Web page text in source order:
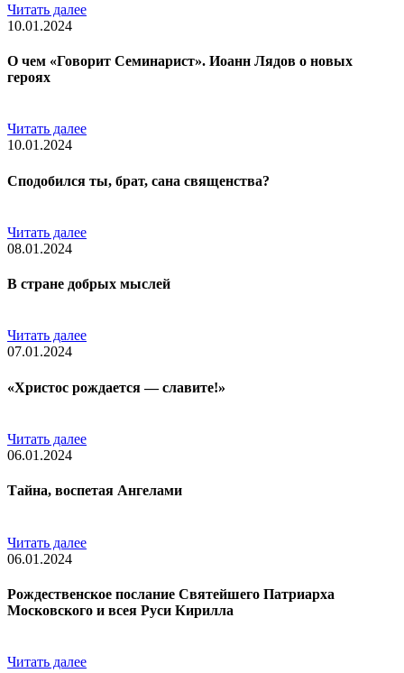
Читать далее
10.01.2024
О чем «Говорит Семинарист». Иоанн Лядов о новых
героях
Читать далее
10.01.2024
Сподобился ты, брат, сана священства?
Читать далее
08.01.2024
В стране добрых мыслей
Читать далее
07.01.2024
«Христос рождается — славите!»
Читать далее
06.01.2024
Тайна, воспетая Ангелами
Читать далее
06.01.2024
Рождественское послание Святейшего Патриарха
Московского и всея Руси Кирилла
Читать далее